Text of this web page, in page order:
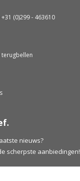
(0)299 - 463610
terugbellen
nieuws?
scherpste aanbiedingen!